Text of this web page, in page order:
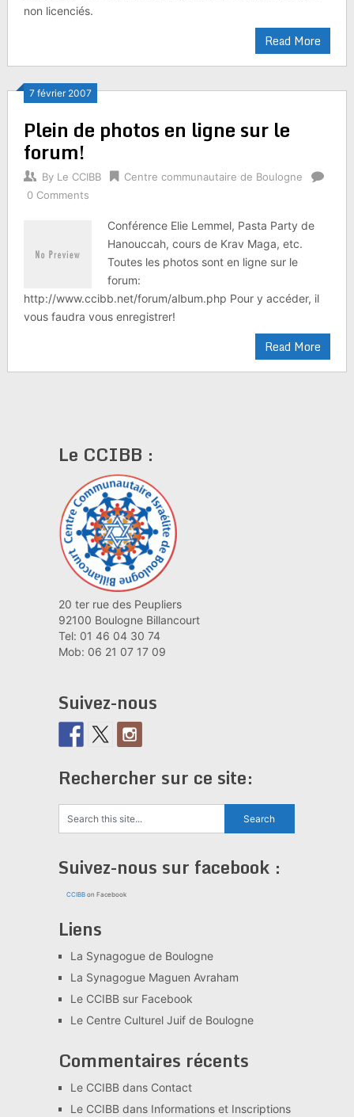
non licenciés.
Read More
7 février 2007
Plein de photos en ligne sur le
forum!
By Le CCIBB
Centre communautaire de Boulogne
0 Comments
Conférence Elie Lemmel, Pasta Party de
Hanouccah, cours de Krav Maga, etc.
Toutes les photos sont en ligne sur le
forum:
http://www.ccibb.net/forum/album.php Pour y accéder, il
vous faudra vous enregistrer!
Read More
Le CCIBB :
20 ter rue des Peupliers
92100 Boulogne Billancourt
Tel: 01 46 04 30 74
Mob: 06 21 07 17 09
Suivez-nous
Rechercher sur ce site:
Suivez-nous sur facebook :
CCIBBon Facebook
Liens
La Synagogue de Boulogne
La Synagogue Maguen Avraham
Le CCIBB sur Facebook
Le Centre Culturel Juif de Boulogne
Commentaires récents
Le CCIBBdans Contact
Le CCIBBdans Informations et Inscriptions